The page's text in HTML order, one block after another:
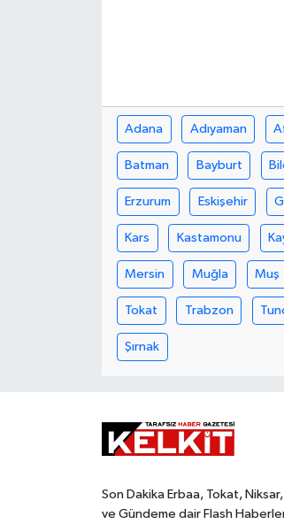
Adana Adıyaman
Batman Bayburt
Erzurum Eskişehir
Kars Kastamonu
Mersin Muğla Muş
Tokat Trabzon
Şırnak
Son Dakika Erbaa, Tokat,
ve Gündeme dair Flash